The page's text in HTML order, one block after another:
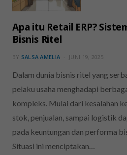
Apa itu Retail ERP?
Bisnis Ritel
BY SALSA AMELIA JUNI 19, 2025
Dalam dunia bisnis ritel yang
pelaku usaha menghadapi
kompleks. Mulai dari kesalahan
stok, penjualan, sampai logistik
pada keuntungan dan performa
Situasi ini menciptakan…